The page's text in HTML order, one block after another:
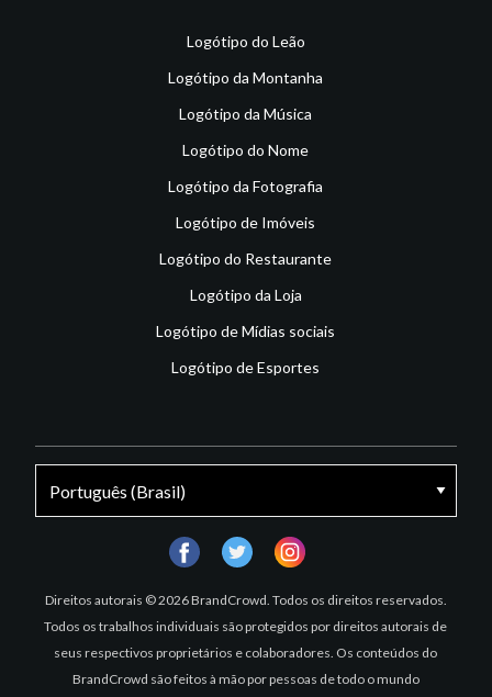
Logótipo do Leão
Logótipo da Montanha
Logótipo da Música
Logótipo do Nome
Logótipo da Fotografia
Logótipo de Imóveis
Logótipo do Restaurante
Logótipo da Loja
Logótipo de Mídias sociais
Logótipo de Esportes
Direitos autorais © 2026 BrandCrowd. Todos os direitos reservados.
Todos os trabalhos individuais são protegidos por direitos autorais de
seus respectivos proprietários e colaboradores. Os conteúdos do
BrandCrowd são feitos à mão por pessoas de todo o mundo
facebooktwitter instagram